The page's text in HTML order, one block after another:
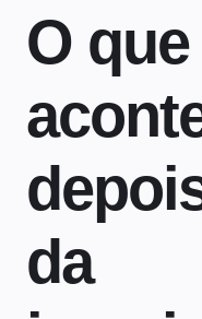
O que
da